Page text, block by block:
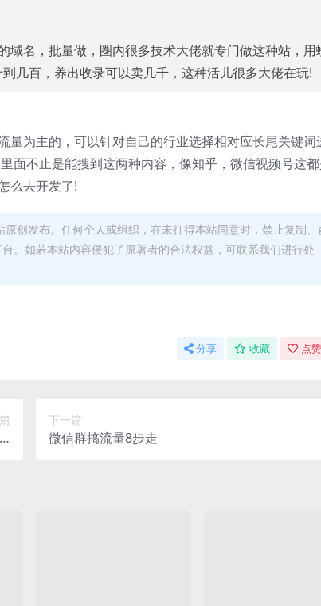
域名，批量做，圈内很多技术大佬就专门做这种站，用
几百，养出收录可以卖几千，这种活儿很多大佬在玩!
量为主的，可以针对自己的行业选择相对应长尾关键词
面不止是能搜到这两种内容，像知乎，微信视频号这
么去开发了!
创发布。任何个人或组织，在未征得本站同意时，禁止复制、
。如若本站内容侵犯了原著者的合法权益，可联系我们进行处
分享 收藏 点
下一篇
微信群搞流量8步走